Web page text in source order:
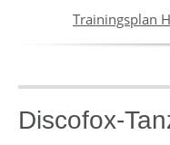
Trainingsplan
Discofox-